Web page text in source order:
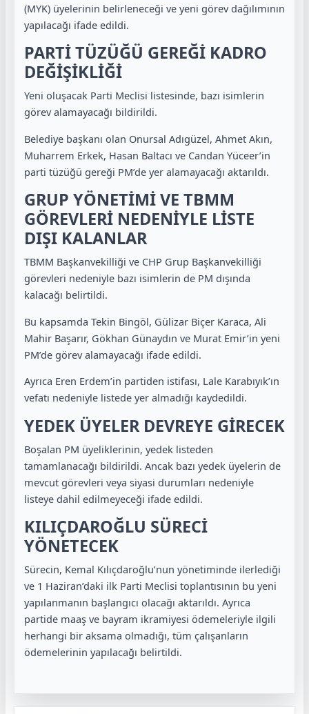
(MYK) üyelerinin belirleneceği ve yeni görev dağılımının
yapılacağı ifade edildi.
PARTİ TÜZÜĞÜ GEREĞİ KADRO
DEĞİŞİKLİĞİ
Yeni oluşacak Parti Meclisi listesinde, bazı isimlerin
görev alamayacağı bildirildi.
Belediye başkanı olan Onursal Adıgüzel, Ahmet Akın,
Muharrem Erkek, Hasan Baltacı ve Candan Yüceer’in
parti tüzüğü gereği PM’de yer alamayacağı aktarıldı.
GRUP YÖNETİMİ VE TBMM
GÖREVLERİ NEDENİYLE LİSTE
DIŞI KALANLAR
TBMM Başkanvekilliği ve CHP Grup Başkanvekilliği
görevleri nedeniyle bazı isimlerin de PM dışında
kalacağı belirtildi.
Bu kapsamda Tekin Bingöl, Gülizar Biçer Karaca, Ali
Mahir Başarır, Gökhan Günaydın ve Murat Emir’in yeni
PM’de görev alamayacağı ifade edildi.
Ayrıca Eren Erdem’in partiden istifası, Lale Karabıyık’ın
vefatı nedeniyle listede yer almadığı kaydedildi.
YEDEK ÜYELER DEVREYE GİRECEK
Boşalan PM üyeliklerinin, yedek listeden
tamamlanacağı bildirildi. Ancak bazı yedek üyelerin de
mevcut görevleri veya siyasi durumları nedeniyle
listeye dahil edilmeyeceği ifade edildi.
KILIÇDAROĞLU SÜRECİ
YÖNETECEK
Sürecin, Kemal Kılıçdaroğlu’nun yönetiminde ilerlediği
ve 1 Haziran’daki ilk Parti Meclisi toplantısının bu yeni
yapılanmanın başlangıcı olacağı aktarıldı. Ayrıca
partide maaş ve bayram ikramiyesi ödemeleriyle ilgili
herhangi bir aksama olmadığı, tüm çalışanların
ödemelerinin yapılacağı belirtildi.